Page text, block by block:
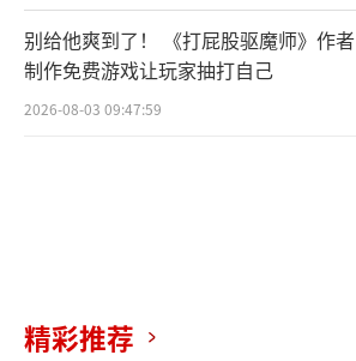
别给他爽到了！ 《打屁股驱魔师》作者
制作免费游戏让玩家抽打自己
2026-08-03 09:47:59
精彩推荐